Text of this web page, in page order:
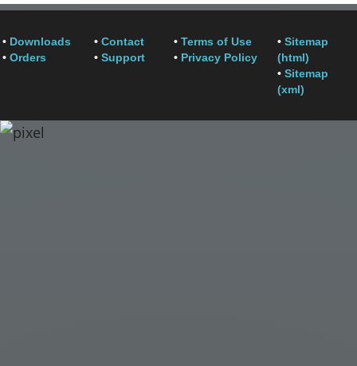
• Downloads
• Orders
• Contact
• Support
• Terms of Use
• Privacy Policy
• Sitemap
(html)
• Sitemap
(xml)